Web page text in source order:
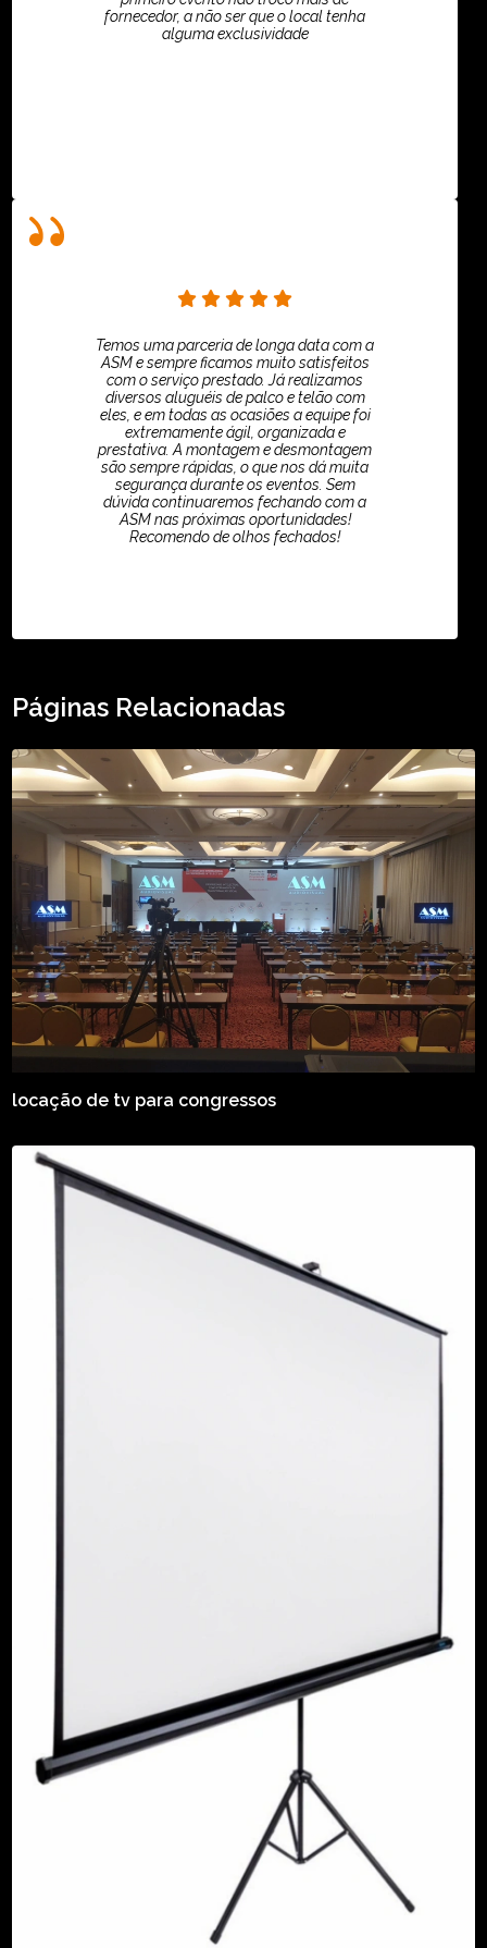
fornecedor, a não ser que o local tenha
alguma exclusividade
Temos uma parceria de longa data com a
ASM e sempre ficamos muito satisfeitos
com o serviço prestado. Já realizamos
diversos aluguéis de palco e telão com
eles, e em todas as ocasiões a equipe foi
extremamente ágil, organizada e
prestativa. A montagem e desmontagem
são sempre rápidas, o que nos dá muita
segurança durante os eventos. Sem
dúvida continuaremos fechando com a
ASM nas próximas oportunidades!
Recomendo de olhos fechados!
Páginas Relacionadas
locação de tv para congressos